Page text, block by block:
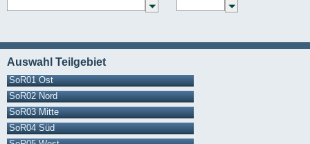
Auswahl Teilgebiet
SoR01 Ost
SoR02 Nord
SoR03 Mitte
SoR04 Süd